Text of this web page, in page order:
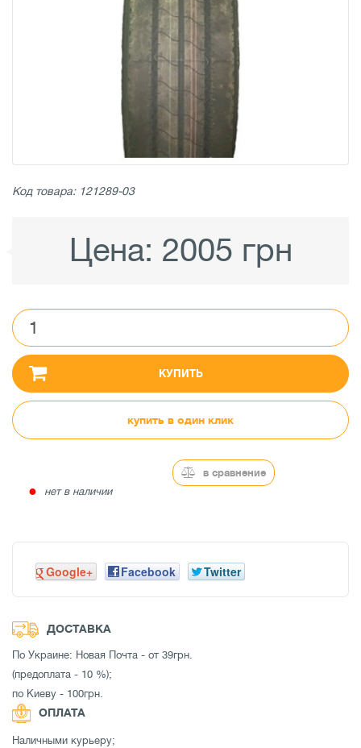
Код товара: 121289-03
Цена: 2005 грн
КУПИТЬ
купить в один клик
● нет в наличии
в сравнение
Google+ Facebook Twitter
ДОСТАВКА
По Украине: Новая Почта - от 39грн.
(предоплата - 10 %);
по Киеву - 100грн.
ОПЛАТА
Наличными курьеру;